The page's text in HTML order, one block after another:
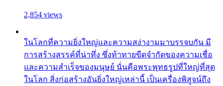
2,854 views
ในโลกที่ความยิ่งใหญ่และความสง่างามมาบรรจบกัน มี
การสร้างสรรค์ที่น่าทึ่ง ซึ่งท้าทายขีดจำกัดของความเชื่อ
และความสำเร็จของมนุษย์ นั่นคือพระพุทธรูปที่ใหญ่ที่สุด
ในโลก สิ่งก่อสร้างอันยิ่งใหญ่เหล่านี้ เป็นเครื่องพิสูจน์ถึง